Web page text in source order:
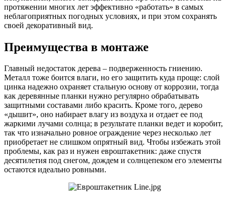
протяжении многих лет эффективно «работать» в самых
неблагоприятных погодных условиях, и при этом сохранять
своей декоративный вид.
Преимущества в монтаже
Главный недостаток дерева – подверженность гниению.
Металл тоже боится влаги, но его защитить куда проще: слой
цинка надежно охраняет стальную основу от коррозии, тогда
как деревянные планки нужно регулярно обрабатывать
защитными составами либо красить. Кроме того, дерево
«дышит», оно набирает влагу из воздуха и отдает ее под
жаркими лучами солнца; в результате планки ведет и коробит,
так что изначально ровное ограждение через несколько лет
приобретает не слишком опрятный вид. Чтобы избежать этой
проблемы, как раз и нужен евроштакетник: даже спустя
десятилетия под снегом, дождем и солнцепеком его элементы
остаются идеально ровными.